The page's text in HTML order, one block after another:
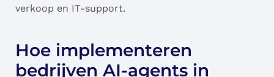
verkoop en IT-support.
Hoe implementeren
bedrijven AI-agents in